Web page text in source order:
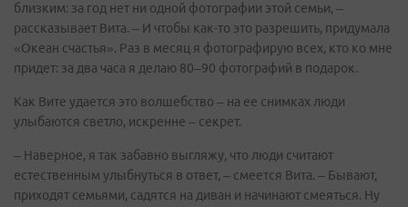
близким: за год нет ни одной фотографии этой семьи, –
рассказывает Вита. – И чтобы как-то это разрешить, придумала
«Океан счастья». Раз в месяц я фотографирую всех, кто ко мне
придет: за два часа я делаю 80–90 фотографий в подарок.
Как Вите удается это волшебство – на ее снимках люди
улыбаются светло, искренне – секрет.
– Наверное, я так забавно выгляжу, что люди считают
естественным улыбнуться в ответ, – смеется Вита. – Бывают,
приходят семьями, садятся на диван и начинают смеяться. Ну